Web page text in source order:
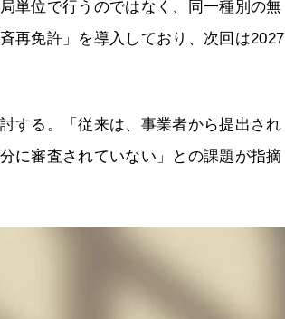
単位で行うのではなく、同一種別の無
再免許」を導入しており、次回は2027
する。「従来は、事業者から提出され
に審査されていない」との課題が指摘